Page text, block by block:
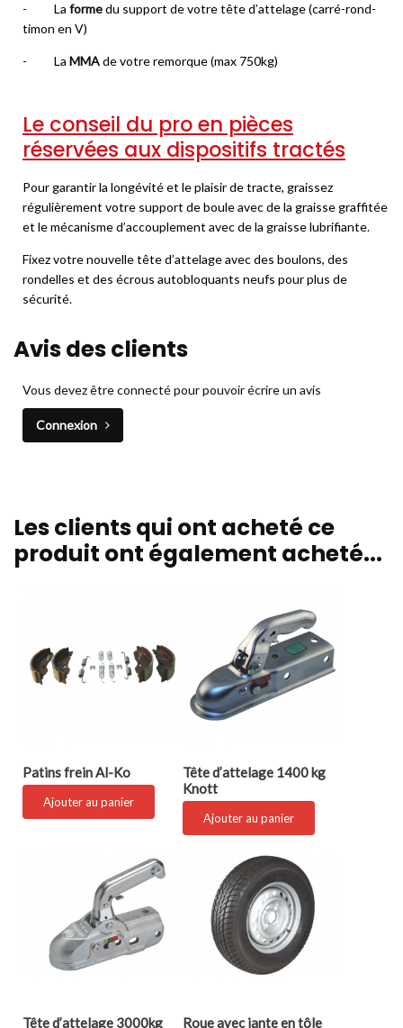
- La formedu support de votre tête d’attelage (carré-rond-
timon en V)
- La MMAde votre remorque (max 750kg)
Le conseil du pro en pièces
réservées aux dispositifs tractés
Pour garantir la longévité et le plaisir de tracte, graissez
régulièrement votre support de boule avec de la graisse graffitée
et le mécanisme d’accouplement avec de la graisse lubrifiante.
Fixez votre nouvelle tête d’attelage avec des boulons, des
rondelles et des écrous autobloquants neufs pour plus de
sécurité.
Avis des clients
Vous devez être connecté pour pouvoir écrire un avis
Connexion
Les clients qui ont acheté ce
produit ont également acheté...
Patins frein Al-Ko
Ajouter au panier
Tête d’attelage 1400 kg
Knott
Ajouter au panier
Tête d’attelage 3000kg Roue avec jante en tôle